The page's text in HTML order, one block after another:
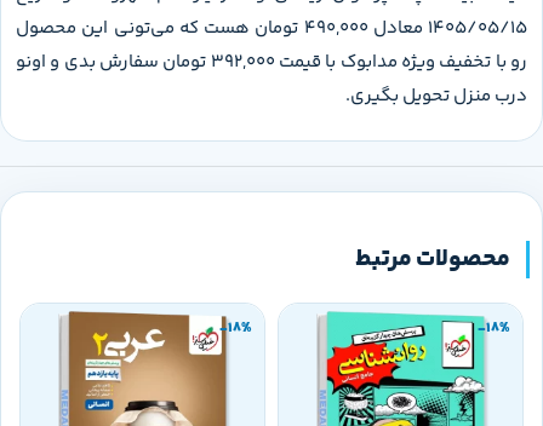
1405/05/15 معادل 490,000 تومان هست که می‌تونی این محصول
رو با تخفیف ویژه مدابوک با قیمت 392,000 تومان سفارش بدی و اونو
درب منزل تحویل بگیری.
محصولات مرتبط
-18%
-18%